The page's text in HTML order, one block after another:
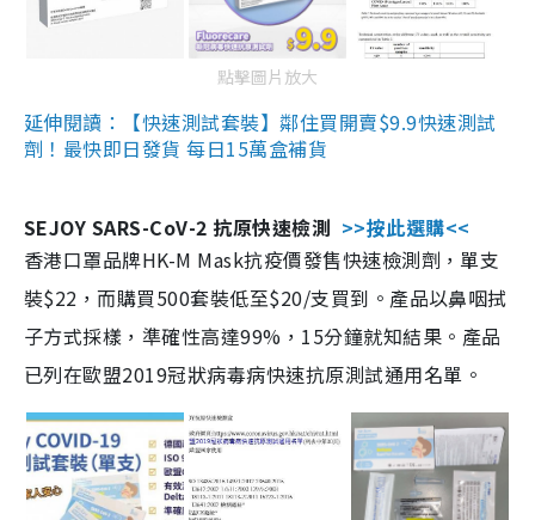
點擊圖片放大
延伸閱讀：【快速測試套裝】鄰住買開賣$9.9快速測試
劑！最快即日發貨 每日15萬盒補貨
SEJOY SARS-CoV-2 抗原快速檢測 >>按此選購<<
香港口罩品牌HK-M Mask抗疫價發售快速檢測劑，單支
裝$22，而購買500套裝低至$20/支買到。產品以鼻咽拭
子方式採樣，準確性高達99%，15分鐘就知結果。產品
已列在歐盟2019冠狀病毒病快速抗原測試通用名單。